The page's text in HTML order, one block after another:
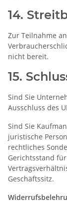
14.
Zur Teilnahme
nicht bereit.
15.
Sind Sie
Ausschluss des
Sind Sie
juristische
rechtliches
Gerichtsstand
Geschäftssitz.